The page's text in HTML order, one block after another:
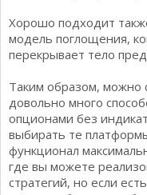
Хорошо подходит
модель поглощения,
перекрывает тело
Таким образом, можно
довольно много
опционами без
выбирать те
функционал
где вы можете
стратегий, но если